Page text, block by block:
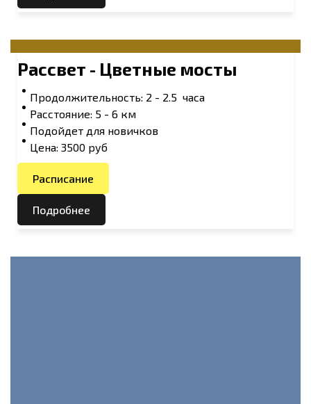
Рассвет - Цветные мосты
Продолжительность: 2 - 2.5 часа
Расстояние: 5 - 6 км
Подойдет для новичков
Цена: 3500 руб
Расписание
Подробнее